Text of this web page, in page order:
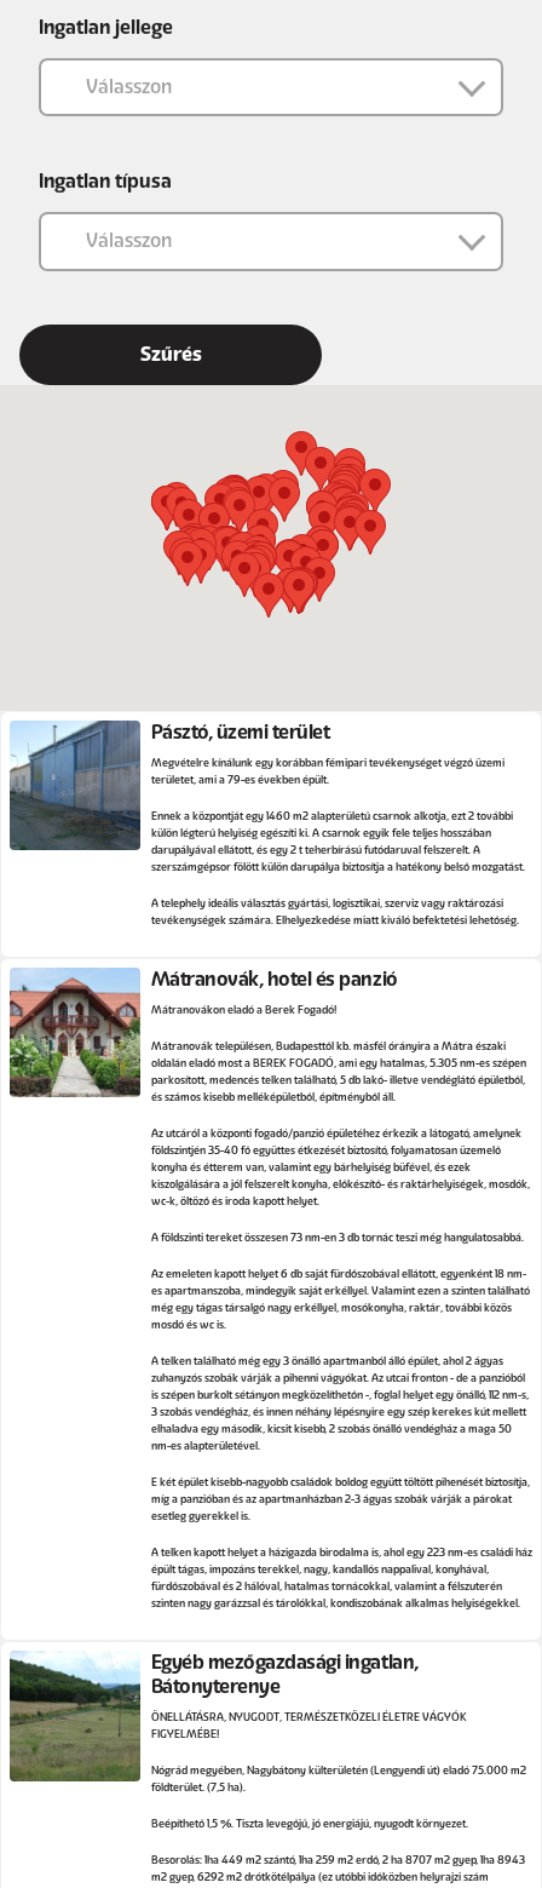
Ingatlan jellege
Ingatlan típusa
Pásztó, üzemi terület
Megvételre kínálunk egy korábban fémipari tevékenységet végző üzemi
területet, ami a 79-es években épült.
Ennek a központját egy 1460 m2 alapterületű csarnok alkotja, ezt 2 további
külön légterű helyiség egészíti ki. A csarnok egyik fele teljes hosszában
darupályával ellátott, és egy 2 t teherbírású futódaruval felszerelt. A
szerszámgépsor fölött külön darupálya biztosítja a hatékony belső mozgatást.
A telephely ideális választás gyártási, logisztikai, szerviz vagy raktározási
tevékenységek számára. Elhelyezkedése miatt kiváló befektetési lehetőség.
Mátranovák, hotel és panzió
Mátranovákon eladó a Berek Fogadó!
Mátranovák településen, Budapesttől kb. másfél órányira a Mátra északi
oldalán eladó most a BEREK FOGADÓ, ami egy hatalmas, 5.305 nm-es szépen
parkosított, medencés telken található, 5 db lakó- illetve vendéglátó épületből,
és számos kisebb melléképületből, építményből áll.
Az utcáról a központi fogadó/panzió épületéhez érkezik a látogató, amelynek
földszintjén 35-40 fő együttes étkezését biztosító, folyamatosan üzemelő
konyha és étterem van, valamint egy bárhelyiség büfével, és ezek
kiszolgálására a jól felszerelt konyha, előkészítő- és raktárhelyiségek, mosdók,
wc-k, öltöző és iroda kapott helyet.
A földszinti tereket összesen 73 nm-en 3 db tornác teszi még hangulatosabbá.
Az emeleten kapott helyet 6 db saját fürdőszobával ellátott, egyenként 18 nm-
es apartmanszoba, mindegyik saját erkéllyel. Valamint ezen a szinten található
még egy tágas társalgó nagy erkéllyel, mosókonyha, raktár, további közös
mosdó és wc is.
A telken található még egy 3 önálló apartmanból álló épület, ahol 2 ágyas
zuhanyzós szobák várják a pihenni vágyókat. Az utcai fronton - de a panzióból
is szépen burkolt sétányon megközelíthetőn -, foglal helyet egy önálló, 112 nm-s,
3 szobás vendégház, és innen néhány lépésnyire egy szép kerekes kút mellett
elhaladva egy második, kicsit kisebb, 2 szobás önálló vendégház a maga 50
nm-es alapterületével.
E két épület kisebb-nagyobb családok boldog együtt töltött pihenését biztosítja,
míg a panzióban és az apartmanházban 2-3 ágyas szobák várják a párokat
esetleg gyerekkel is.
A telken kapott helyet a házigazda birodalma is, ahol egy 223 nm-es családi ház
épült tágas, impozáns terekkel, nagy, kandallós nappalival, konyhával,
fürdőszobával és 2 hálóval, hatalmas tornácokkal, valamint a félszuterén
szinten nagy garázzsal és tárolókkal, kondiszobának alkalmas helyiségekkel.
Egyéb mezőgazdasági ingatlan,
Bátonyterenye
ÖNELLÁTÁSRA, NYUGODT, TERMÉSZETKÖZELI ÉLETRE VÁGYÓK
FIGYELMÉBE!
Nógrád megyében, Nagybátony külterületén (Lengyendi út) eladó 75.000 m2
földterület. (7,5 ha).
Beépíthető 1,5 %. Tiszta levegőjű, jó energiájú, nyugodt környezet.
Besorolás: 1ha 449 m2 szántó, 1ha 259 m2 erdő, 2 ha 8707 m2 gyep, 1ha 8943
m2 gyep, 6292 m2 drótkötélpálya (ez utóbbi időközben helyrajzi szám